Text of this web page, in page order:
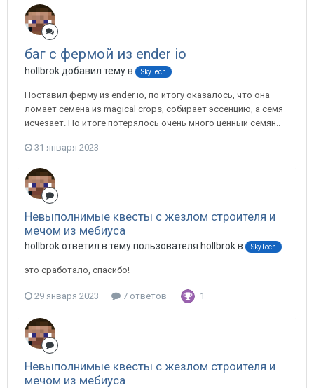
баг с фермой из ender io
hollbrok добавил тему в SkyTech
Поставил ферму из ender io, по итогу оказалось, что она
ломает семена из magical crops, собирает эссенцию, а семя
исчезает. По итоге потерялось очень много ценный семян..
31 января 2023
Невыполнимые квесты с жезлом строителя и
мечом из мебиуса
hollbrok ответил в тему пользователя hollbrok в SkyTech
это сработало, спасибо!
29 января 2023 7 ответов 1
Невыполнимые квесты с жезлом строителя и
мечом из мебиуса